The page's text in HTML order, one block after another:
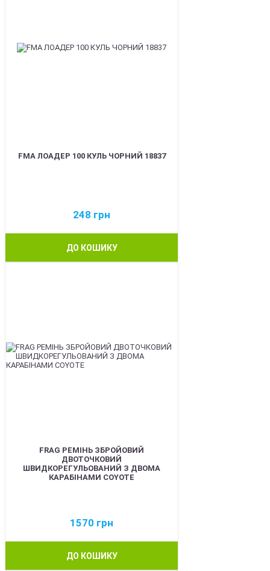
FMA ЛОАДЕР 100 КУЛЬ ЧОРНИЙ 18837
248 грн
ДО КОШИКУ
FRAG РЕМІНЬ ЗБРОЙОВИЙ
ДВОТОЧКОВИЙ
ШВИДКОРЕГУЛЬОВАНИЙ З ДВОМА
КАРАБІНАМИ COYOTE
1570 грн
ДО КОШИКУ